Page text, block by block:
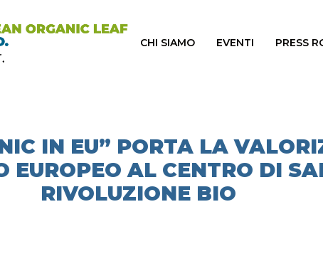
CHI SIAMO EVENTI PRESS
IN EU” PORTA LA
EUROPEO AL CENTRO DI
RIVOLUZIONE BIO